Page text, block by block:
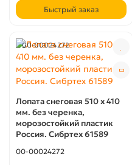
Быстрый заказ
00-00024272
Лопата снеговая 510 x 410
мм. без черенка,
морозостойкий пластик
Россия. Сибртеx 61589
00-00024272